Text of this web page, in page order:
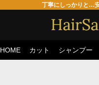
丁寧にしっかりと…
HOME カット シャンプー